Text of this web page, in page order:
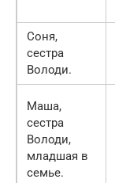
Соня,
сестра
Володи.
Маша,
сестра
Володи,
младшая в
семье.